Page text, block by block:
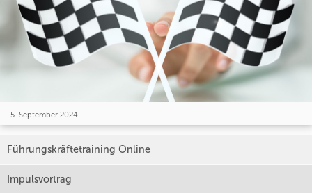
5. September 2024
Führungskräftetraining Online
Impulsvortrag